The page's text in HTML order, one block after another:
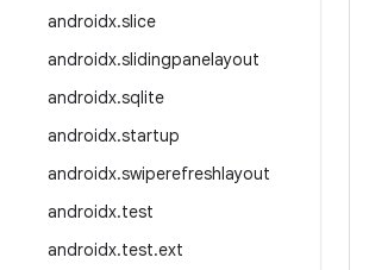
androidx.slice
androidx.slidingpanelayout
androidx.sqlite
androidx.startup
androidx.swiperefreshlayout
androidx.test
androidx.test.ext